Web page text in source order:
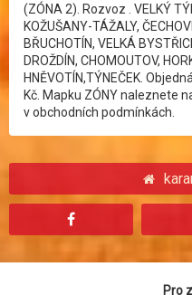
(ZÓNA 2). Rozvoz . VELKÝ
KOŽUŠANY-TÁŽALY,
BŘUCHOTÍN, VELKÁ
DROŽDÍN, CHOMOUTOV,
HNĚVOTÍN,TÝNEČEK.
Kč. Mapku ZÓNY naleznete
v obchodních podmínkách.
Pro